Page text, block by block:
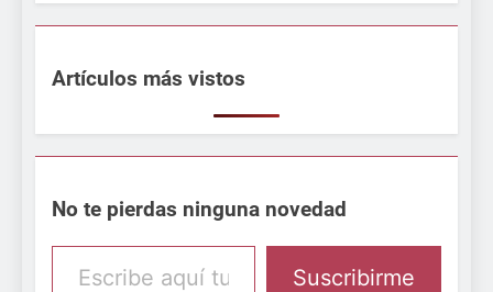
Artículos más vistos
No te pierdas ninguna novedad
Escribe aquí tu email
Suscribirme